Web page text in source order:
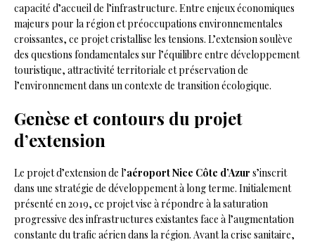
capacité d’accueil de l’infrastructure. Entre enjeux économiques
majeurs pour la région et préoccupations environnementales
croissantes, ce projet cristallise les tensions. L’extension soulève
des questions fondamentales sur l’équilibre entre développement
touristique, attractivité territoriale et préservation de
l’environnement dans un contexte de transition écologique.
Genèse et contours du projet
d’extension
Le projet d’extension de l’aéroport Nice Côte d’Azur s’inscrit
dans une stratégie de développement à long terme. Initialement
présenté en 2019, ce projet vise à répondre à la saturation
progressive des infrastructures existantes face à l’augmentation
constante du trafic aérien dans la région. Avant la crise sanitaire,